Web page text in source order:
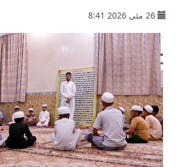
26 مئی 2026 8:41